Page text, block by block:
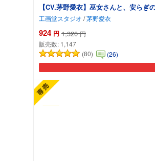
【CV.茅野愛衣】巫女さんと、安ら
工画堂スタジオ /茅野愛衣
924 円 1,320 円
販売数: 1,147
(80)
(26)